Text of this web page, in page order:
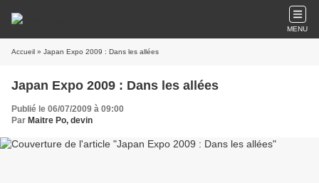
MENU
Accueil » Japan Expo 2009 : Dans les allées
Japan Expo 2009 : Dans les allées
Publié le 06/07/2009 à 09:00
Par Maitre Po, devin